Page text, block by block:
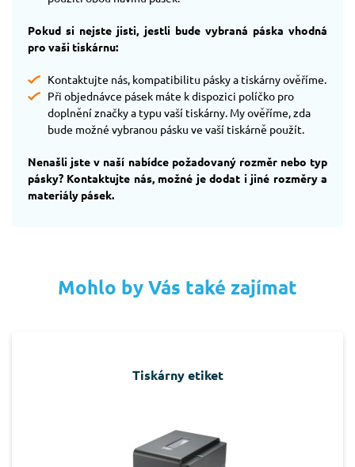
Pokud si nejste jisti, jestli bude vybraná páska vhodná
pro vaši tiskárnu:
Kontaktujte nás, kompatibilitu pásky a tiskárny ověříme.
Při objednávce pásek máte k dispozici políčko pro
doplnění značky a typu vaší tiskárny. My ověříme, zda
bude možné vybranou pásku ve vaší tiskárně použít.
Nenašli jste v naší nabídce požadovaný rozměr nebo typ
pásky? Kontaktujte nás, možné je dodat i jiné rozměry a
materiály pásek.
Mohlo by Vás také zajímat
Tiskárny etiket